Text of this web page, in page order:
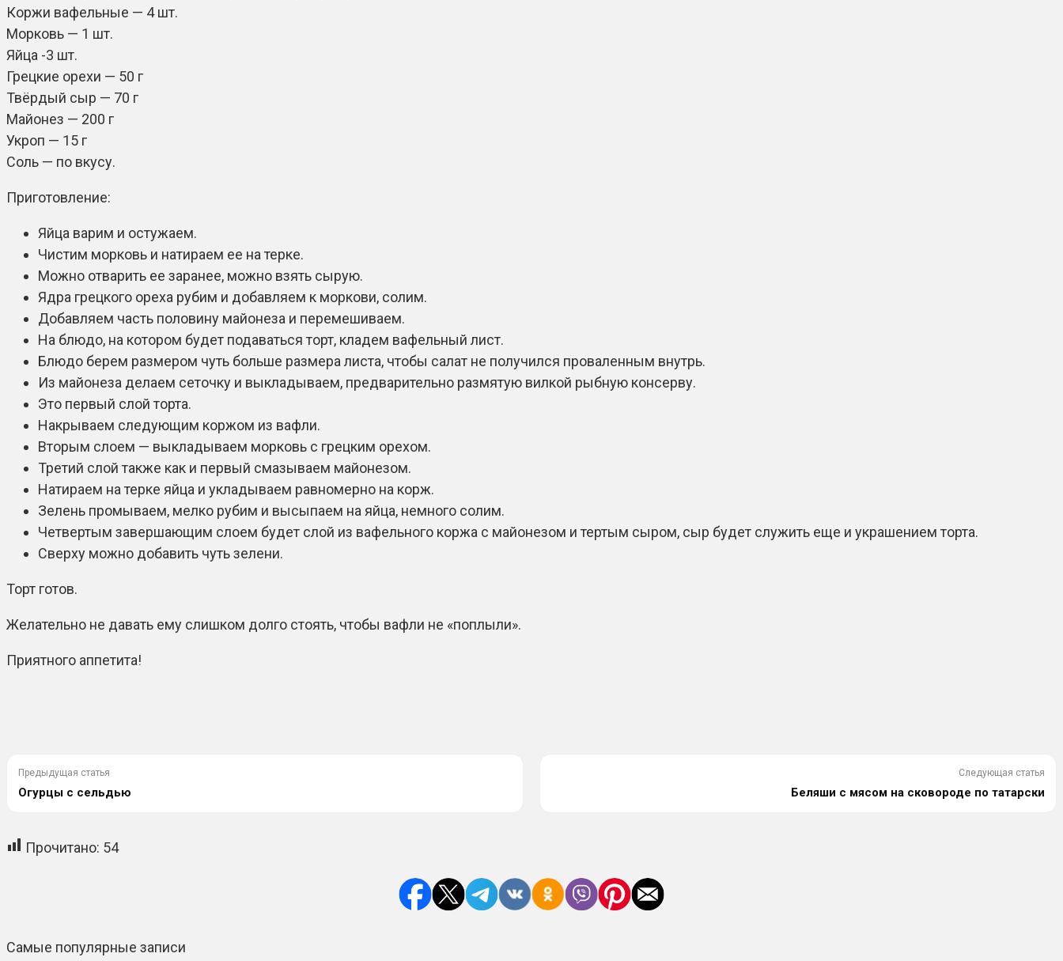
Коржи вафельные — 4 шт.
Морковь — 1 шт.
Яйца -3 шт.
Грецкие орехи — 50 г
Твёрдый сыр — 70 г
Майонез — 200 г
Укроп — 15 г
Соль — по вкусу.
Приготовление:
Яйца варим и остужаем.
Чистим морковь и натираем ее на терке.
Можно отварить ее заранее, можно взять сырую.
Ядра грецкого ореха рубим и добавляем к моркови, солим.
Добавляем часть половину майонеза и перемешиваем.
На блюдо, на котором будет подаваться торт, кладем вафельный лист.
Блюдо берем размером чуть больше размера листа, чтобы салат не получился проваленным внутрь.
Из майонеза делаем сеточку и выкладываем, предварительно размятую вилкой рыбную консерву.
Это первый слой торта.
Накрываем следующим коржом из вафли.
Вторым слоем — выкладываем морковь с грецким орехом.
Третий слой также как и первый смазываем майонезом.
Натираем на терке яйца и укладываем равномерно на корж.
Зелень промываем, мелко рубим и высыпаем на яйца, немного солим.
Четвертым завершающим слоем будет слой из вафельного коржа с майонезом и тертым сыром, сыр будет служить еще и украшением торта.
Сверху можно добавить чуть зелени.
Торт готов.
Желательно не давать ему слишком долго стоять, чтобы вафли не «поплыли».
Приятного аппетита!
Предыдущая статья
Огурцы с сельдью
Следующая статья
Беляши с мясом на сковороде по татарски
Прочитано: 54
Самые популярные записи